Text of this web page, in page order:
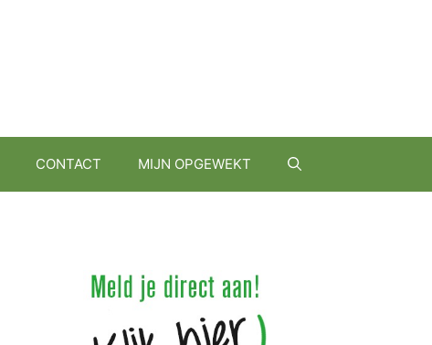
CONTACT MIJN OPGEWEKT